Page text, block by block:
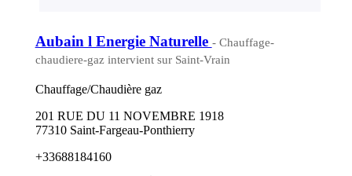
Aubain l Energie Naturelle - Chauffage-
chaudiere-gaz intervient sur Saint-Vrain
Chauffage/Chaudière gaz
201 RUE DU 11 NOVEMBRE 1918
77310 Saint-Fargeau-Ponthierry
+33688184160